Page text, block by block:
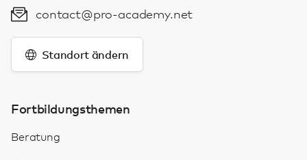
contact@pro-academy.net
Standort ändern
Fortbildungsthemen
Beratung